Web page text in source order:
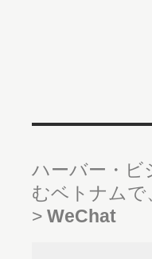
ハーバー・ビ
むベトナムで
WeChat